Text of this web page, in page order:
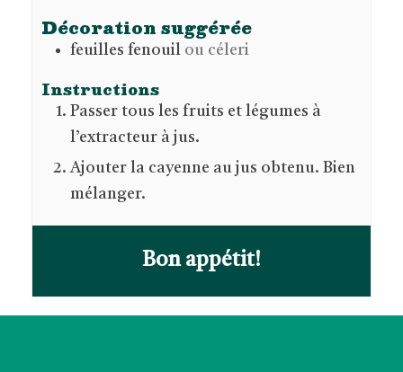
Décoration suggérée
feuilles fenouil ou céleri
Instructions
Passer tous les fruits et légumes à
l’extracteur à jus.
Ajouter la cayenne au jus obtenu. Bien
mélanger.
Bon appétit!